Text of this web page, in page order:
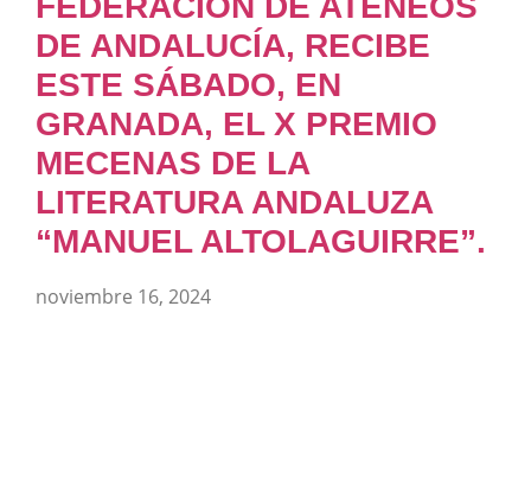
DE ANDALUCÍA, RECIBE
ESTE SÁBADO, EN
GRANADA, EL X PREMIO
MECENAS DE LA
LITERATURA ANDALUZA
“MANUEL ALTOLAGUIRRE”.
noviembre 16, 2024